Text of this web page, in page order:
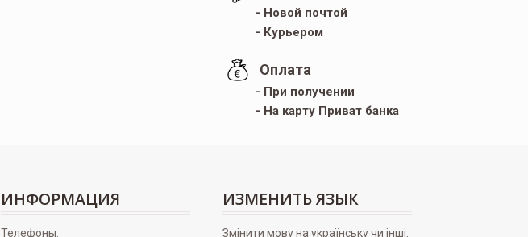
- Новой почтой
- Курьером
Оплата
- При получении
- На карту Приват банка
ИНФОРМАЦИЯ
Телефоны:
ИЗМЕНИТЬ ЯЗЫК
Змінити мову на українську чи інші: